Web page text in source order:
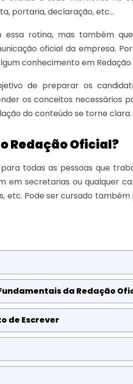
portaria, declaração, etc...
essa rotina, mas também
oficial da empresa.
conhecimento em Redação
de preparar os
os conceitos
do conteúdo se torne clara.
Redação Oficial?
todas as pessoas que
em secretarias ou qualquer
etc. Pode ser cursado
da Redação
de Escrever